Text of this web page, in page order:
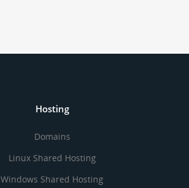
Hosting
Domains
Linux Shared Hosting
Windows Shared Hosting